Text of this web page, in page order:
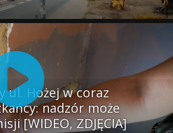
ul. Hożej w coraz
nadzór może
[WIDEO, ZDJĘCIA]